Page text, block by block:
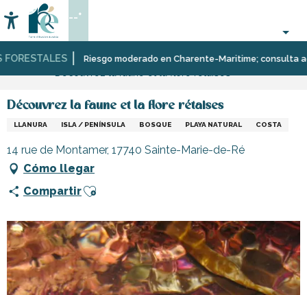
au
contenu
principal
Riesgo moderado en Charente-Maritime; consulta
Accessibilité
Buscar
--°
Página Web
Organización
y
Lugares
patrimonio,
Découvrez la faune et la flore rétaises
LLANURA ISLA / PENÍNSULA BOSQUE PLAYA NATURAL COSTA
14 rue de Montamer, 17740 Sainte-Marie-de-Ré
Cómo llegar
CompartirAjouter aux favoris